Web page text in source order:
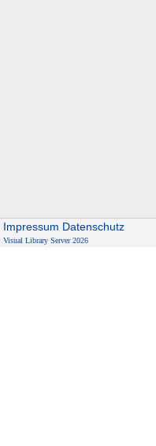
Impressum Datenschutz
Visual Library Server 2026